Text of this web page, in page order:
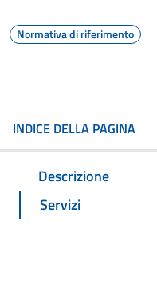
Normativa di riferimento
INDICE DELLA PAGINA
Descrizione
Servizi